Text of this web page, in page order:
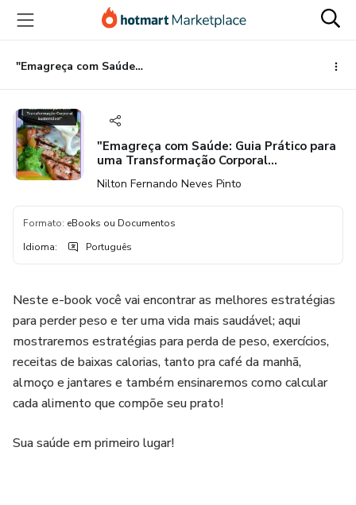
para
conteúdo
principal
para
pagamento
para
rodapé
"Emagreça com Saúde: Guia Prático para uma Transformação Corporal Sustentável"
"Emagreça com Saúde: Guia Prático para
uma Transformação Corporal
Nilton Fernando Neves Pinto
Formato: eBooks ou Documentos
Idioma: Português
Neste e-book você vai encontrar as melhores estratégias
para perder peso e ter uma vida mais saudável; aqui
mostraremos estratégias para perda de peso, exercícios,
receitas de baixas calorias, tanto pra café da manhã,
almoço e jantares e também ensinaremos como calcular
cada alimento que compõe seu prato!
Sua saúde em primeiro lugar!